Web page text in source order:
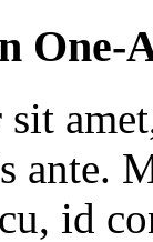
One-
ante.
id